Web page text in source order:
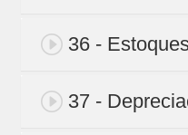
36 -
37 -